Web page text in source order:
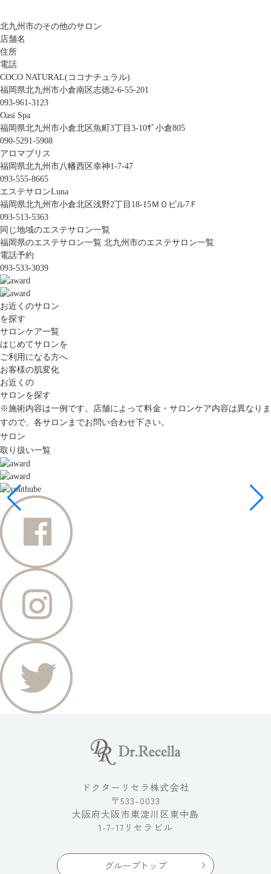
北九州市のその他のサロン
店舗名
住所
電話
COCO NATURAL(ココナチュラル)
福岡県北九州市小倉南区志徳2-6-55-201
093-961-3123
Oasi Spa
福岡県北九州市小倉北区魚町3丁目3-10ｻﾞ小倉805
090-5291-5908
アロマブリス
福岡県北九州市八幡西区幸神1-7-47
093-555-8665
エステサロンLuna
福岡県北九州市小倉北区浅野2丁目18-15ＭＯビル7Ｆ
093-513-5363
同じ地域のエステサロン一覧
福岡県のエステサロン一覧 北九州市のエステサロン一覧
電話予約
093-533-3039
お近くのサロン
を探す
サロンケア一覧
はじめてサロンを
ご利用になる方へ
お客様の肌変化
お近くの
サロンを探す
※施術内容は一例です。店舗によって料金・サロンケア内容は異なりま
すので、各サロンまでお問い合わせ下さい。
サロン
取り扱い一覧
ドクターリセラ株式会社
〒533-0033
大阪府大阪市東淀川区東中島
1-7-17リセラビル
グループトップ